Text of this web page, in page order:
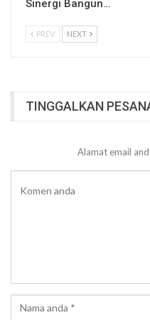
Sinergi Bangun…
PREV NEXT
TINGGALKAN
Alamat email